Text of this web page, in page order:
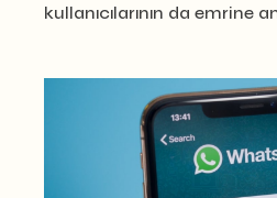
kullanıcılarının da emrine